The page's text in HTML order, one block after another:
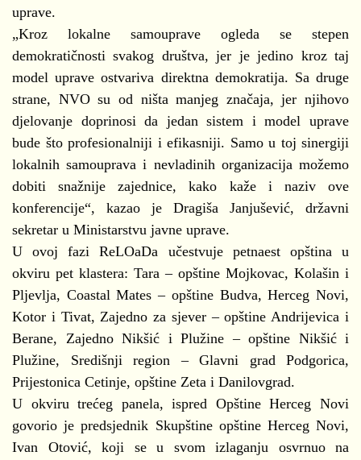
uprave.
„Kroz lokalne samouprave ogleda se stepen
demokratičnosti svakog društva, jer je jedino kroz taj
model uprave ostvariva direktna demokratija. Sa druge
strane, NVO su od ništa manjeg značaja, jer njihovo
djelovanje doprinosi da jedan sistem i model uprave
bude što profesionalniji i efikasniji. Samo u toj sinergiji
lokalnih samouprava i nevladinih organizacija možemo
dobiti snažnije zajednice, kako kaže i naziv ove
konferencije“, kazao je Dragiša Janjušević, državni
sekretar u Ministarstvu javne uprave.
U ovoj fazi ReLOaDa učestvuje petnaest opština u
okviru pet klastera: Tara – opštine Mojkovac, Kolašin i
Pljevlja, Coastal Mates – opštine Budva, Herceg Novi,
Kotor i Tivat, Zajedno za sjever – opštine Andrijevica i
Berane, Zajedno Nikšić i Plužine – opštine Nikšić i
Plužine, Središnji region – Glavni grad Podgorica,
Prijestonica Cetinje, opštine Zeta i Danilovgrad.
U okviru trećeg panela, ispred Opštine Herceg Novi
govorio je predsjednik Skupštine opštine Herceg Novi,
Ivan Otović, koji se u svom izlaganju osvrnuo na